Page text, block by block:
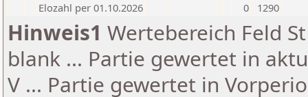
Elozahl per 01.10.2026
0 1290
Hinweis1 Wertebereich Feld
blank ... Partie gewertet in
V ... Partie gewertet in